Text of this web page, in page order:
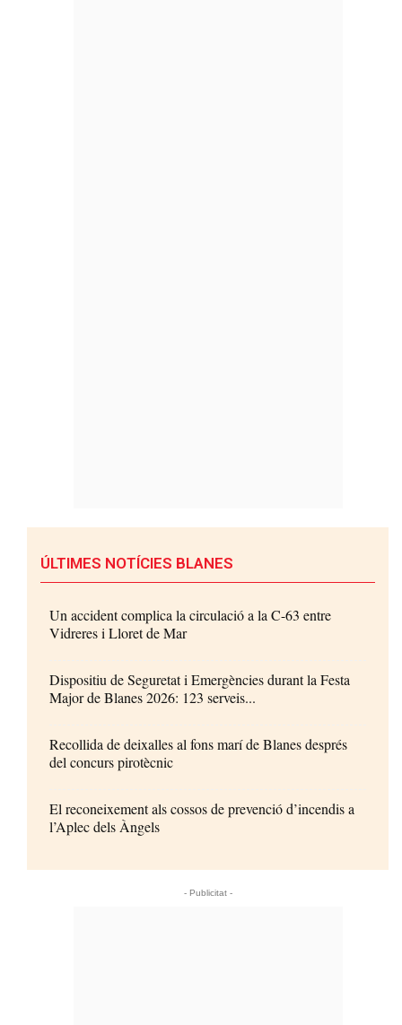
ÚLTIMES NOTÍCIES BLANES
Un accident complica la circulació a la C-63 entre
Vidreres i Lloret de Mar
Dispositiu de Seguretat i Emergències durant la Festa
Major de Blanes 2026: 123 serveis...
Recollida de deixalles al fons marí de Blanes després
del concurs pirotècnic
El reconeixement als cossos de prevenció d’incendis a
l’Aplec dels Àngels
- Publicitat -